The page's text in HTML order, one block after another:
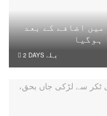
اضافے کے بعد
ہوگیا
2 DAYS پہلے